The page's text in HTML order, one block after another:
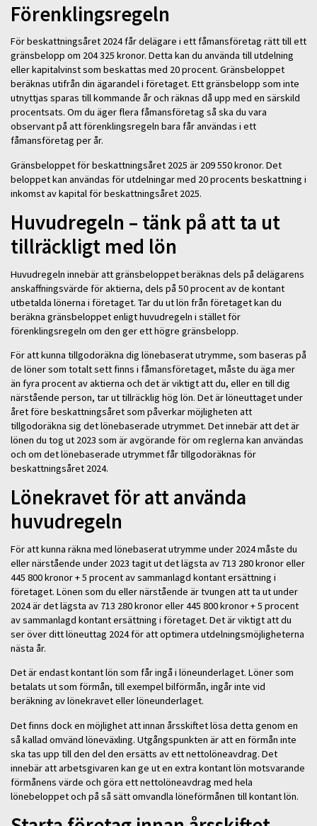
Förenklingsregeln
För beskattningsåret 2024 får delägare i ett fåmansföretag rätt till ett
gränsbelopp om 204 325 kronor. Detta kan du använda till utdelning
eller kapitalvinst som beskattas med 20 procent. Gränsbeloppet
beräknas utifrån din ägarandel i företaget. Ett gränsbelopp som inte
utnyttjas sparas till kommande år och räknas då upp med en särskild
procentsats. Om du äger flera fåmansföretag så ska du vara
observant på att förenklingsregeln bara får användas i ett
fåmansföretag per år.
Gränsbeloppet för beskattningsåret 2025 är 209 550 kronor. Det
beloppet kan användas för utdelningar med 20 procents beskattning i
inkomst av kapital för beskattningsåret 2025.
Huvudregeln – tänk på att ta ut
tillräckligt med lön
Huvudregeln innebär att gränsbeloppet beräknas dels på delägarens
anskaffningsvärde för aktierna, dels på 50 procent av de kontant
utbetalda lönerna i företaget. Tar du ut lön från företaget kan du
beräkna gränsbeloppet enligt huvudregeln i stället för
förenklingsregeln om den ger ett högre gränsbelopp.
För att kunna tillgodoräkna dig lönebaserat utrymme, som baseras på
de löner som totalt sett finns i fåmansföretaget, måste du äga mer
än fyra procent av aktierna och det är viktigt att du, eller en till dig
närstående person, tar ut tillräcklig hög lön. Det är löneuttaget under
året före beskattningsåret som påverkar möjligheten att
tillgodoräkna sig det lönebaserade utrymmet. Det innebär att det är
lönen du tog ut 2023 som är avgörande för om reglerna kan användas
och om det lönebaserade utrymmet får tillgodoräknas för
beskattningsåret 2024.
Lönekravet för att använda
huvudregeln
För att kunna räkna med lönebaserat utrymme under 2024 måste du
eller närstående under 2023 tagit ut det lägsta av 713 280 kronor eller
445 800 kronor + 5 procent av sammanlagd kontant ersättning i
företaget. Lönen som du eller närstående är tvungen att ta ut under
2024 är det lägsta av 713 280 kronor eller 445 800 kronor + 5 procent
av sammanlagd kontant ersättning i företaget. Det är viktigt att du
ser över ditt löneuttag 2024 för att optimera utdelningsmöjligheterna
nästa år.
Det är endast kontant lön som får ingå i löneunderlaget. Löner som
betalats ut som förmån, till exempel bilförmån, ingår inte vid
beräkning av lönekravet eller löneunderlaget.
Det finns dock en möjlighet att innan årsskiftet lösa detta genom en
så kallad omvänd löneväxling. Utgångspunkten är att en förmån inte
ska tas upp till den del den ersätts av ett nettolöneavdrag. Det
innebär att arbetsgivaren kan ge ut en extra kontant lön motsvarande
förmånens värde och göra ett nettolöneavdrag med hela
lönebeloppet och på så sätt omvandla löneförmånen till kontant lön.